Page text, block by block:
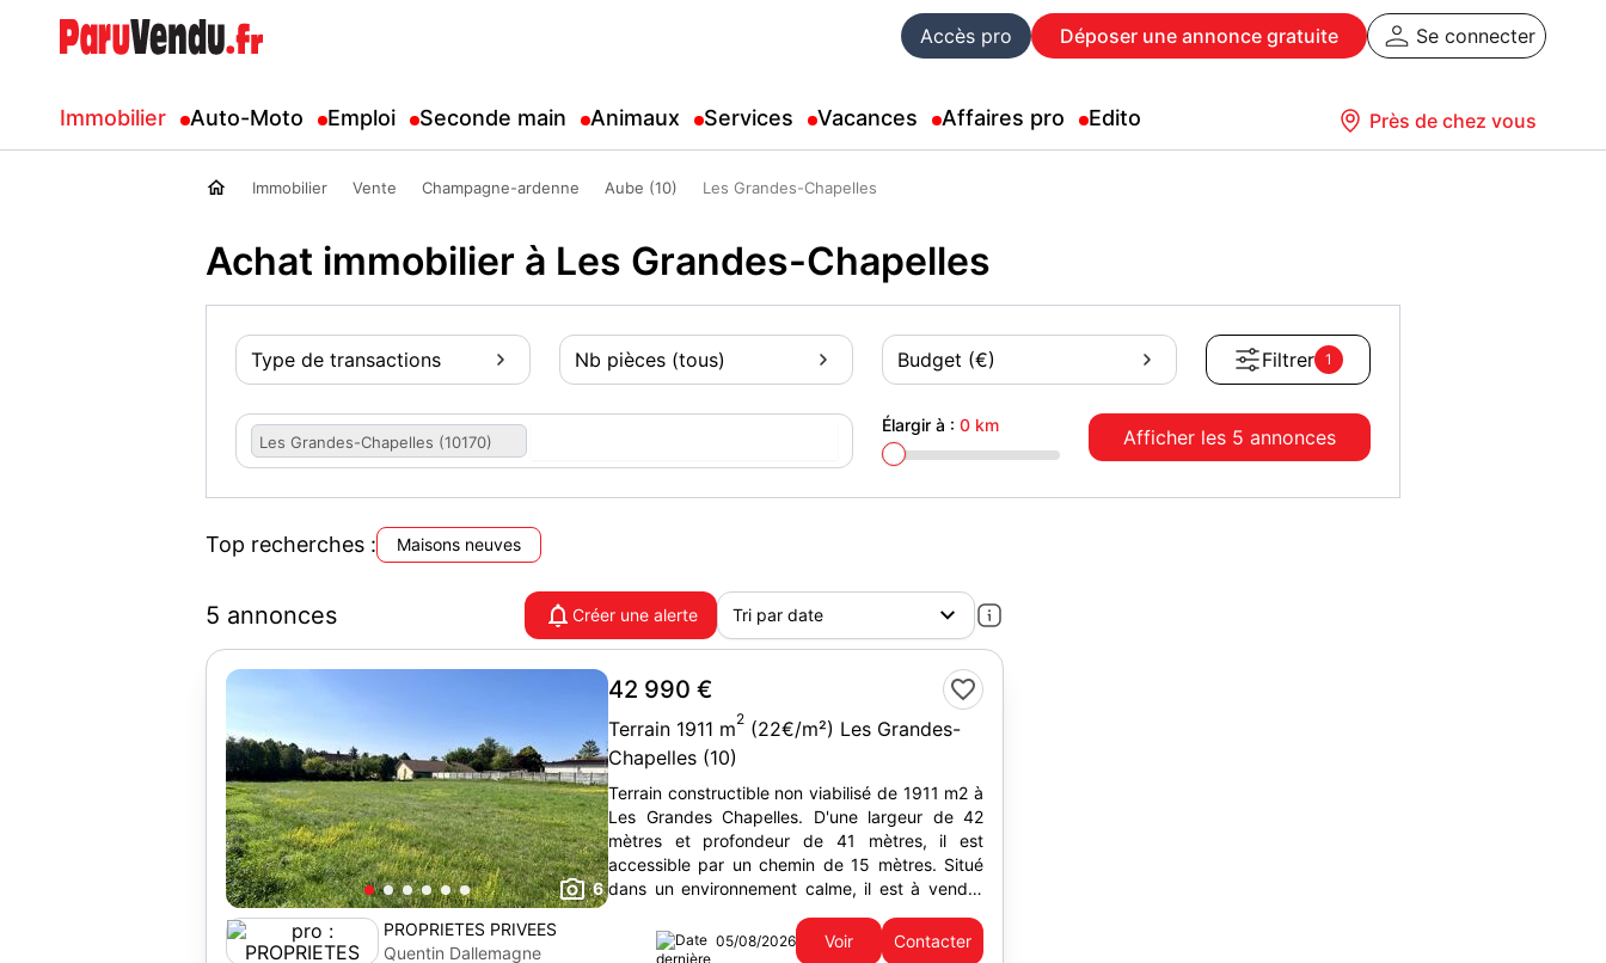
Accès pro Déposer une annonce gratuite Se connecter
Immobilier Auto-Moto Emploi Seconde main Animaux Services Vacances Affaires pro Edito Près de chez vous
Immobilier Vente Champagne-ardenne Aube (10) Les Grandes-Chapelles
Achat immobilier à Les Grandes-Chapelles
Type de transactions Nb pièces (tous) Budget (€) Filtrer 1
Les Grandes-Chapelles (10170)
Élargir à :0 km
Afficher les 5 annonces
Top recherches : Maisons neuves
5 annonces Créer une alerte
6
42 990 €
Terrain 1911 m2 (22€/m²) Les Grandes-
Chapelles (10)
Terrain constructible non viabilisé de 1911 m2 à
Les Grandes Chapelles. D'une largeur de 42
mètres et profondeur de 41 mètres, il est
accessible par un chemin de 15 mètres. Situé
dans un environnement calme, il est à vendre
PROPRIETES PRIVEES
Quentin Dallemagne
05/08/2026 Voir Contacter